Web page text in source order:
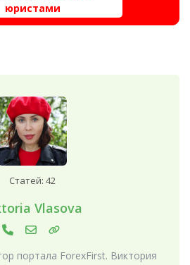
юристами
Статей: 42
Vlasova
портала ForexFirst. Виктория